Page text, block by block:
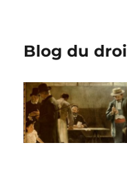
Blog du